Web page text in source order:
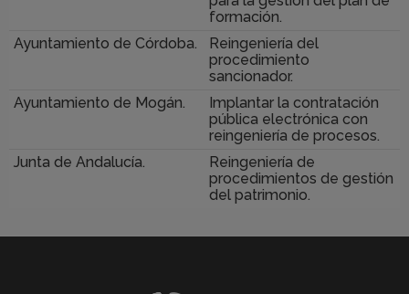
formación.
Ayuntamiento de Córdoba.
Reingeniería del
procedimiento
sancionador.
Ayuntamiento de Mogán.
Implantar la contratación
pública electrónica con
reingeniería de procesos.
Junta de Andalucía.
Reingeniería de
procedimientos de gestión
del patrimonio.